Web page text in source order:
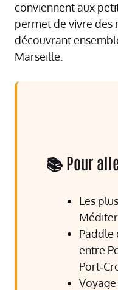
conviennent aux
permet de vivre des
découvrant
Marseille.
📚 Pour
Les
Paddle
entre